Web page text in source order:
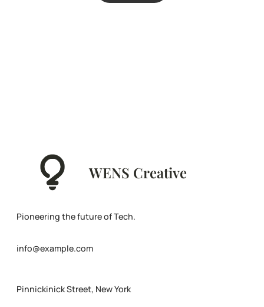
WENS Creative
Pioneering the future of Tech.
info@example.com
Pinnickinick Street, New York